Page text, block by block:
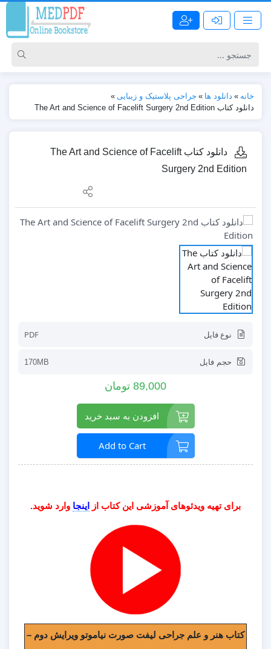
خانه » دانلود ها » جراحی پلاستیک و زیبایی »
دانلود کتاب The Art and Science of Facelift Surgery 2nd Edition
دانلود کتاب The Art and Science of Facelift
Surgery 2nd Edition
نوع فایل PDF
حجم فایل 170MB
89,000 تومان
افزودن به سبد خرید
Add to Cart
برای تهیه ویدئوهای آموزشی این کتاب از اینجا وارد شوید.
کتاب هنر و علم جراحی لیفت صورت نیاموتو ويرايش دوم –